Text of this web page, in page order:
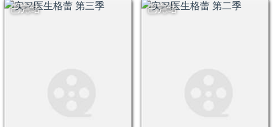
已完结 已完结